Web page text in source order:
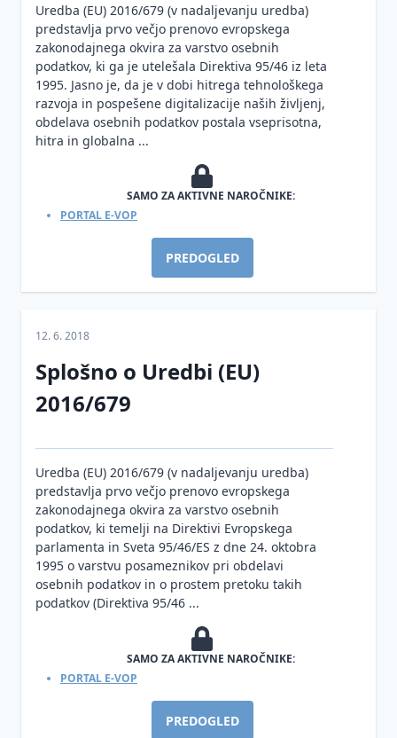
Uredba (EU) 2016/679 (v nadaljevanju uredba)
predstavlja prvo večjo prenovo evropskega
zakonodajnega okvira za varstvo osebnih
podatkov, ki ga je utelešala Direktiva 95/46 iz leta
1995. Jasno je, da je v dobi hitrega tehnološkega
razvoja in pospešene digitalizacije naših življenj,
obdelava osebnih podatkov postala vseprisotna,
hitra in globalna ...
SAMO ZA AKTIVNE NAROČNIKE:
PORTAL E-VOP
PREDOGLED
12. 6. 2018
Splošno o Uredbi (EU)
2016/679
Uredba (EU) 2016/679 (v nadaljevanju uredba)
predstavlja prvo večjo prenovo evropskega
zakonodajnega okvira za varstvo osebnih
podatkov, ki temelji na Direktivi Evropskega
parlamenta in Sveta 95/46/ES z dne 24. oktobra
1995 o varstvu posameznikov pri obdelavi
osebnih podatkov in o prostem pretoku takih
podatkov (Direktiva 95/46 ...
SAMO ZA AKTIVNE NAROČNIKE:
PORTAL E-VOP
PREDOGLED